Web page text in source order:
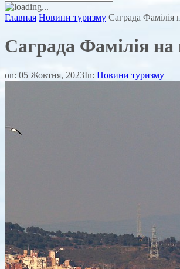
Главная Новини туризму Саграда Фамілія
Саграда Фамілія
on: 05 Жовтня, 2023In: Новини туризму